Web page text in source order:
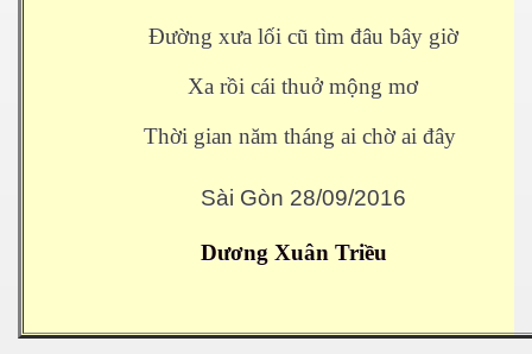
Đường xưa lối cũ tìm đâu bây giờ
Xa rồi cái thuở mộng mơ
Thời gian năm tháng ai chờ ai đây
Sài Gòn 28/09/2016
Dương Xuân Triều